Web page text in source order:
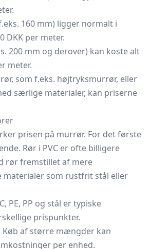
160 mm) ligger normalt i
DKK per meter.
200 mm og derover) kan koste alt
meter.
som f.eks. højtryksmurrør, eller
særlige materialer, kan priserne
prisen på murrør. For det første
Rør i PVC er ofte billigere
rør fremstillet af mere
materialer som rustfrit stål eller
PE, PP og stål er typiske
prispunkter.
Køb af større mængder kan
per enhed.